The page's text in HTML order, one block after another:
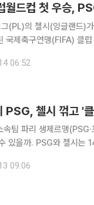
월드컵 첫 우승,
(PL)의 첼시(잉글랜드)
제축구연맹(FIFA) 클럽 월
억2500만 달러)의 우승
06:52
속팀 파리 생제르맹
시간) 미국 뉴저지주 이스트 러더퍼드의
된 후 첫 클럽월드컵 우승
09:06